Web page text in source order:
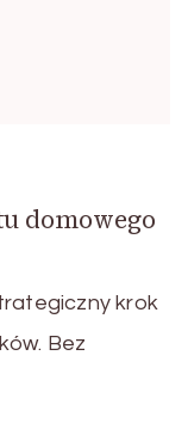
domowego
krok
Bez